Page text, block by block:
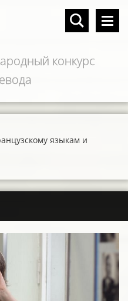
конкурс
языкам и